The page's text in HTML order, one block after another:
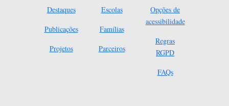
Destaques
Publicações
Projetos
Escolas
Famílias
Parceiros
Opções de
acessibilidade
Regras
RGPD
FAQs